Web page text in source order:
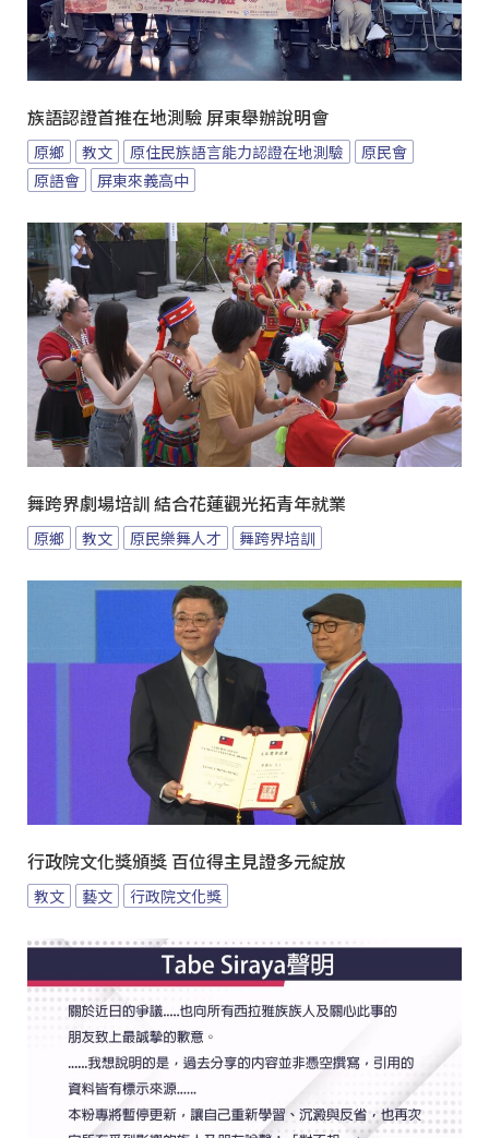
族語認證首推在地測驗 屏東舉辦說明會
原鄉 教文 原住民族語言能力認證在地測驗
原民會
原語會
屏東來義高中
舞跨界劇場培訓 結合花蓮觀光拓青年就業
原鄉 教文 原民樂舞人才 舞跨界培訓
行政院文化獎頒獎 百位得主見證多元綻放
教文 藝文 行政院文化獎